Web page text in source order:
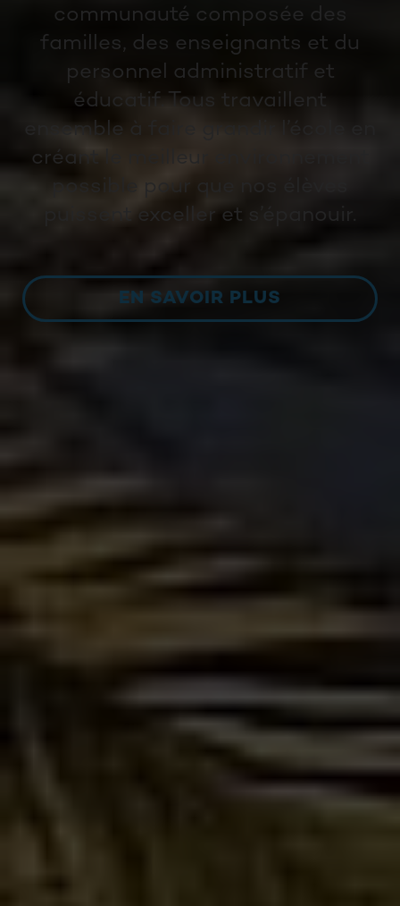
communauté composée des
familles, des enseignants et du
personnel administratif et
éducatif. Tous travaillent
ensemble à faire grandir l’école en
créant le meilleur environnement
possible pour que nos élèves
puissent exceller et s’épanouir.
EN SAVOIR PLUS